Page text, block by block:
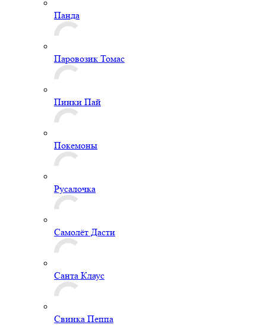
Панда
Паровозик Томас
Пинки Пай
Покемоны
Русалочка
Самолёт Дасти
Санта Клаус
Свинка Пеппа